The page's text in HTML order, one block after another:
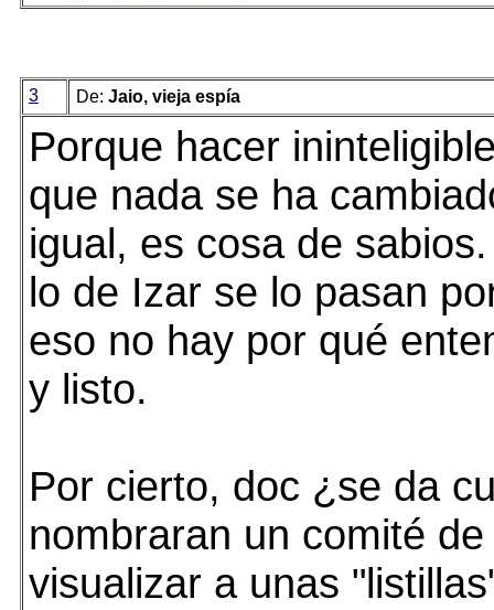
3 De: Jaio, vieja espía
Porque hacer
que nada se ha
igual, es cosa de
lo de Izar se lo pasan
eso no hay por qué
y listo.
Por cierto, doc ¿se da
nombraran un comité
visualizar a unas